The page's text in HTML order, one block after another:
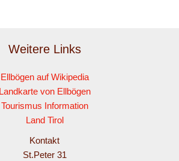
Weitere Links
Ellbögen auf Wikipedia
Landkarte von Ellbögen
Tourismus Information
Land Tirol
Kontakt
St.Peter 31